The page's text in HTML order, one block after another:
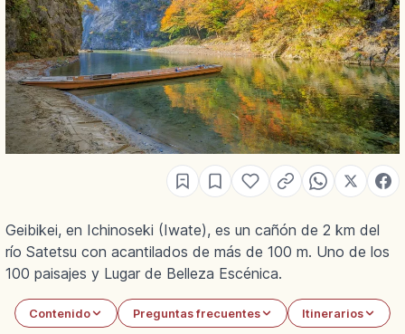
Geibikei, en Ichinoseki (Iwate), es un cañón de 2 km del
río Satetsu con acantilados de más de 100 m. Uno de los
100 paisajes y Lugar de Belleza Escénica.
Contenido Preguntas frecuentes Itinerarios